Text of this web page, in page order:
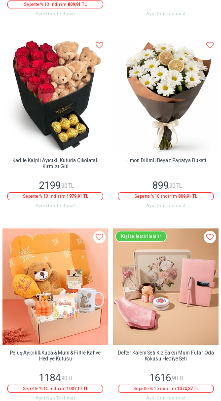
Sepette % 10 indirim 809,91 TL
Aynı Gün Teslimat
Aynı Gün Teslimat
Kadife Kalpli Ayıcıklı Kutuda Çikolatalı
Kırmızı Gül
2199,90 TL
Sepette % 10 indirim 1979,91 TL
Aynı Gün Teslimat
Limon Dilimli Beyaz Papatya Buketi
899,90 TL
Sepette % 10 indirim 809,91 TL
Aynı Gün Teslimat
Peluş Ayıcık & Kupa & Mum & Filtre Kahve
Hediye Kutusu
1184,90 TL
Sepette % 15 indirim 1007,17 TL
Aynı Gün Teslimat
Kişiselleştirilebilir
Defter Kalem Seti Kız Saksı Mum Fular Oda
Kokusu Hediye Seti
1616 ,90 TL
Sepette % 15 indirim 1374,37 TL
Aynı Gün Teslimat